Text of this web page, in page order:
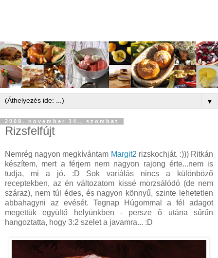
▼
2009. november 14., szombat
Rizsfelfújt
Nemrég nagyon megkívántam Margit2 rizskochját. :))) Ritkán
készítem, mert a férjem nem nagyon rajong érte...nem is
tudja, mi a jó. :D Sok variálás nincs a különböző
receptekben, az én változatom kissé morzsálódó (de nem
száraz), nem túl édes, és nagyon könnyű, szinte lehetetlen
abbahagyni az evését. Tegnap Húgommal a fél adagot
megettük együltő helyünkben - persze ő utána sűrűn
hangoztatta, hogy 3:2 szelet a javamra... :D